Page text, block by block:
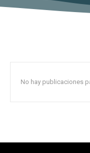
No hay publicaciones